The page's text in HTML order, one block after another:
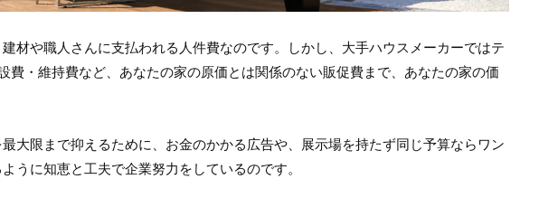
材や職人さんに支払われる人件費なのです。しかし、大手ハウスメーカーではテ
費・維持費など、あなたの家の原価とは関係のない販促費まで、あなたの家の価
大限まで抑えるために、お金のかかる広告や、展示場を持たず同じ予算ならワン
うに知恵と工夫で企業努力をしているのです。